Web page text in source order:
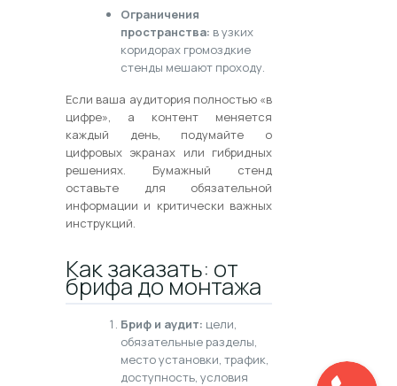
Ограничения
пространства: в узких
коридорах громоздкие
стенды мешают проходу.
Если ваша аудитория полностью «в
цифре», а контент меняется
каждый день, подумайте о
цифровых экранах или гибридных
решениях. Бумажный стенд
оставьте для обязательной
информации и критически важных
инструкций.
Как заказать: от
брифа до монтажа
Бриф и аудит: цели,
обязательные разделы,
место установки, трафик,
доступность, условия